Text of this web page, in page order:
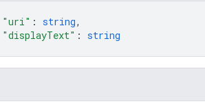
"uri" : string,
"displayText" : string